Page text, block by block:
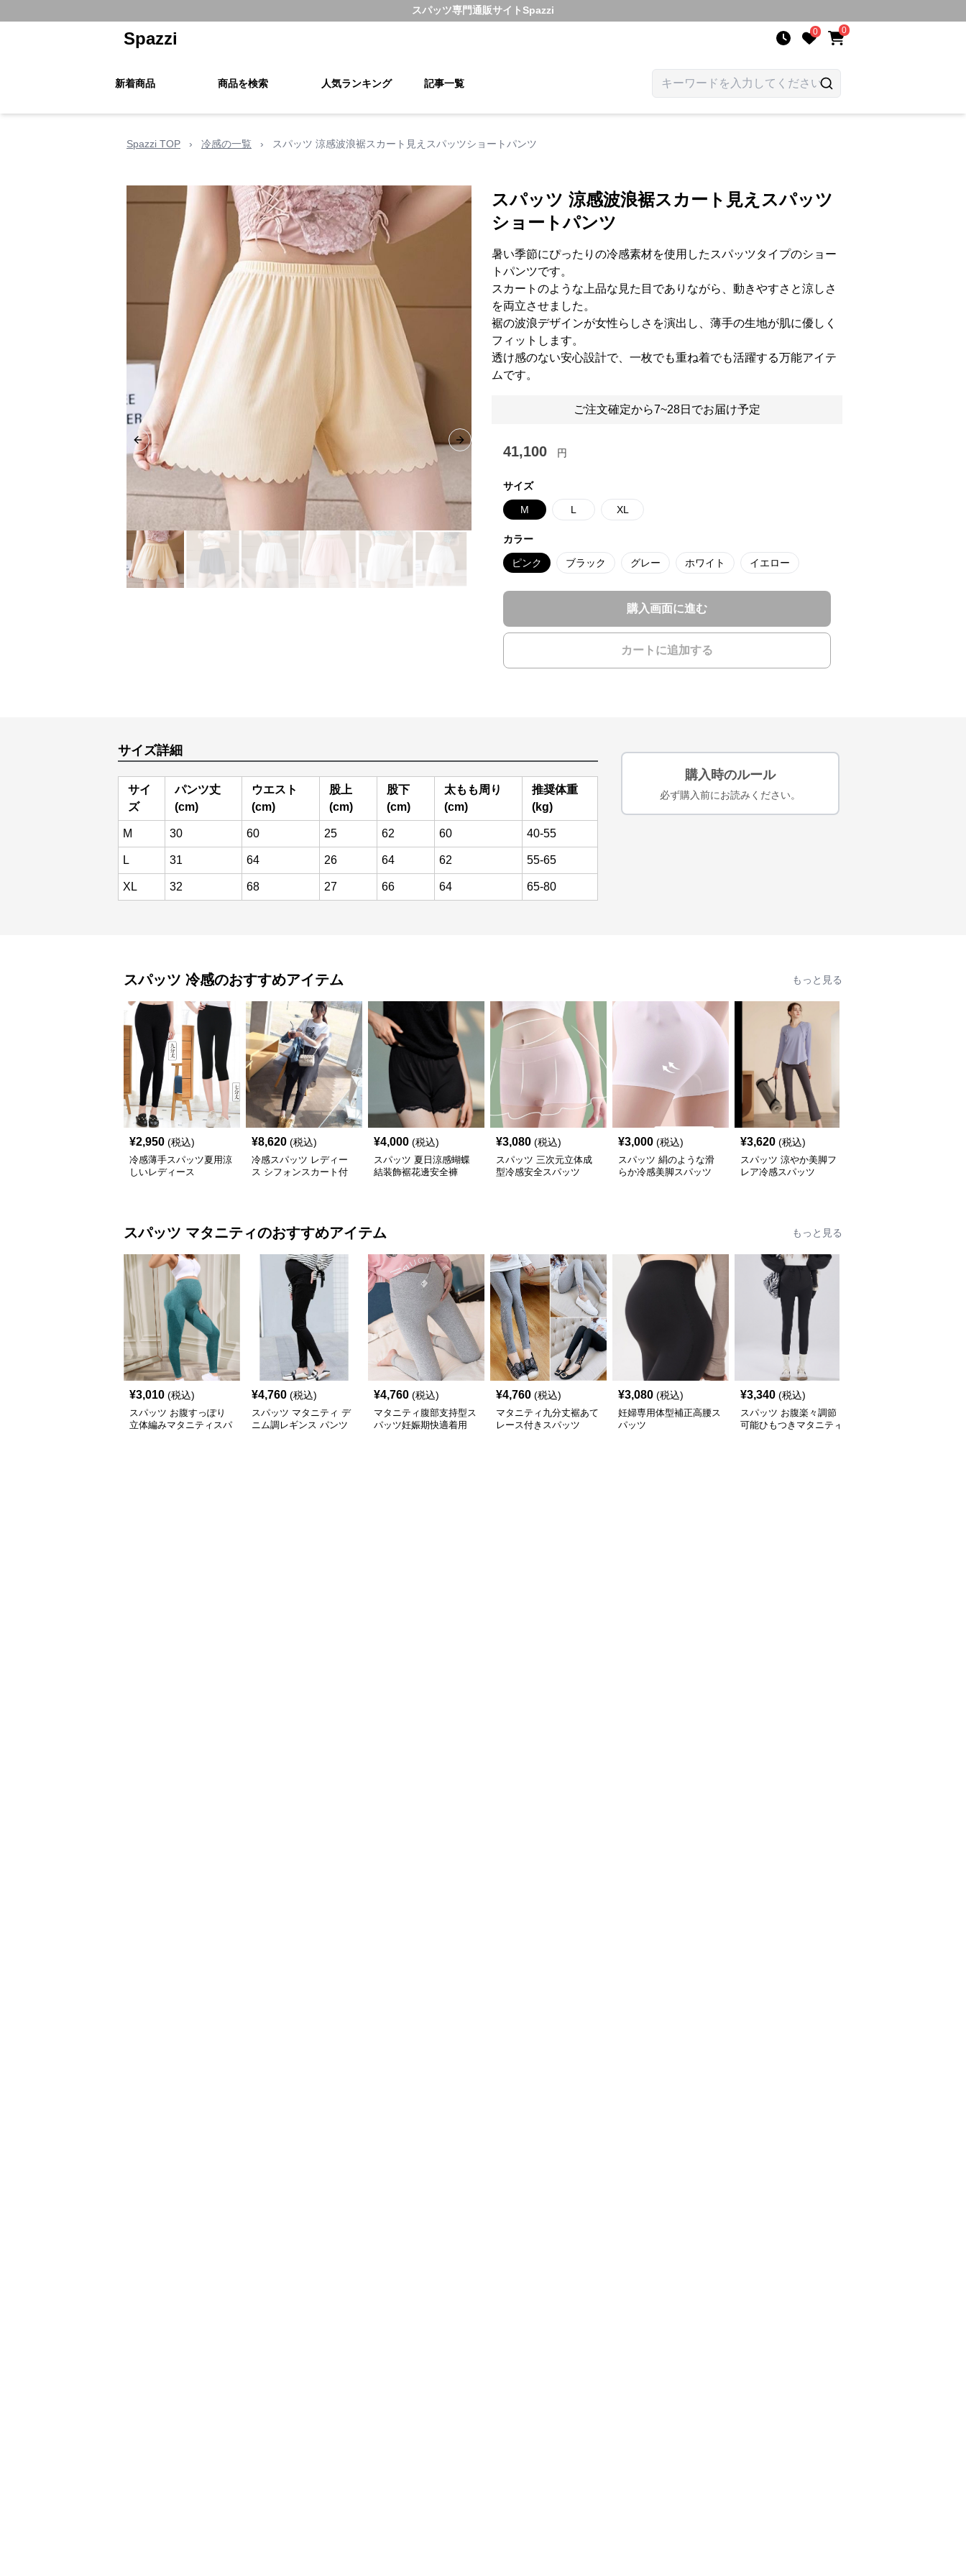
スパッツ専門通販サイトSpazzi
Spazzi 0 0
新着商品 商品を検索 人気ランキング 記事一覧
Spazzi TOP › 冷感の一覧 › スパッツ 涼感波浪裾スカート見えスパッツショートパンツ
Previous slide Next slide
スパッツ 涼感波浪裾スカート見えスパッツ
ショートパンツ
暑い季節にぴったりの冷感素材を使用したスパッツタイプのショー
トパンツです。
スカートのような上品な見た目でありながら、動きやすさと涼しさ
を両立させました。
裾の波浪デザインが女性らしさを演出し、薄手の生地が肌に優しく
フィットします。
透け感のない安心設計で、一枚でも重ね着でも活躍する万能アイテ
ムです。
ご注文確定から7~28日でお届け予定
41,100 円
サイズ
M L XL
カラー
ピンク ブラック グレー ホワイト イエロー
購入画面に進む
カートに追加する
サイズ詳細
サイ
ズ
パンツ丈
(cm)
ウエスト
(cm)
股上
(cm)
股下
(cm)
太もも周り
(cm)
推奨体重
(kg)
M 30 60 25 62 60 40-55
L 31 64 26 64 62 55-65
XL 32 68 27 66 64 65-80
購入時のルール
必ず購入前にお読みください。
スパッツ 冷感のおすすめアイテム もっと見る
¥2,950 (税込)
冷感薄手スパッツ夏用涼
しいレディース
¥8,620 (税込)
冷感スパッツ レディー
ス シフォンスカート付
¥4,000 (税込)
スパッツ 夏日涼感蝴蝶
結装飾裾花邊安全褲
¥3,080 (税込)
スパッツ 三次元立体成
型冷感安全スパッツ
¥3,000 (税込)
スパッツ 絹のような滑
らか冷感美脚スパッツ
¥3,620 (税込)
スパッツ 涼やか美脚フ
レア冷感スパッツ
スパッツ マタニティのおすすめアイテム もっと見る
¥3,010 (税込)
スパッツ お腹すっぽり
立体編みマタニティスパ
¥4,760 (税込)
スパッツ マタニティ デ
ニム調レギンス パンツ
¥4,760 (税込)
マタニティ腹部支持型ス
パッツ妊娠期快適着用
¥4,760 (税込)
マタニティ九分丈裾あて
レース付きスパッツ
¥3,080 (税込)
妊婦専用体型補正高腰ス
パッツ
¥3,340 (税込)
スパッツ お腹楽々調節
可能ひもつきマタニティ